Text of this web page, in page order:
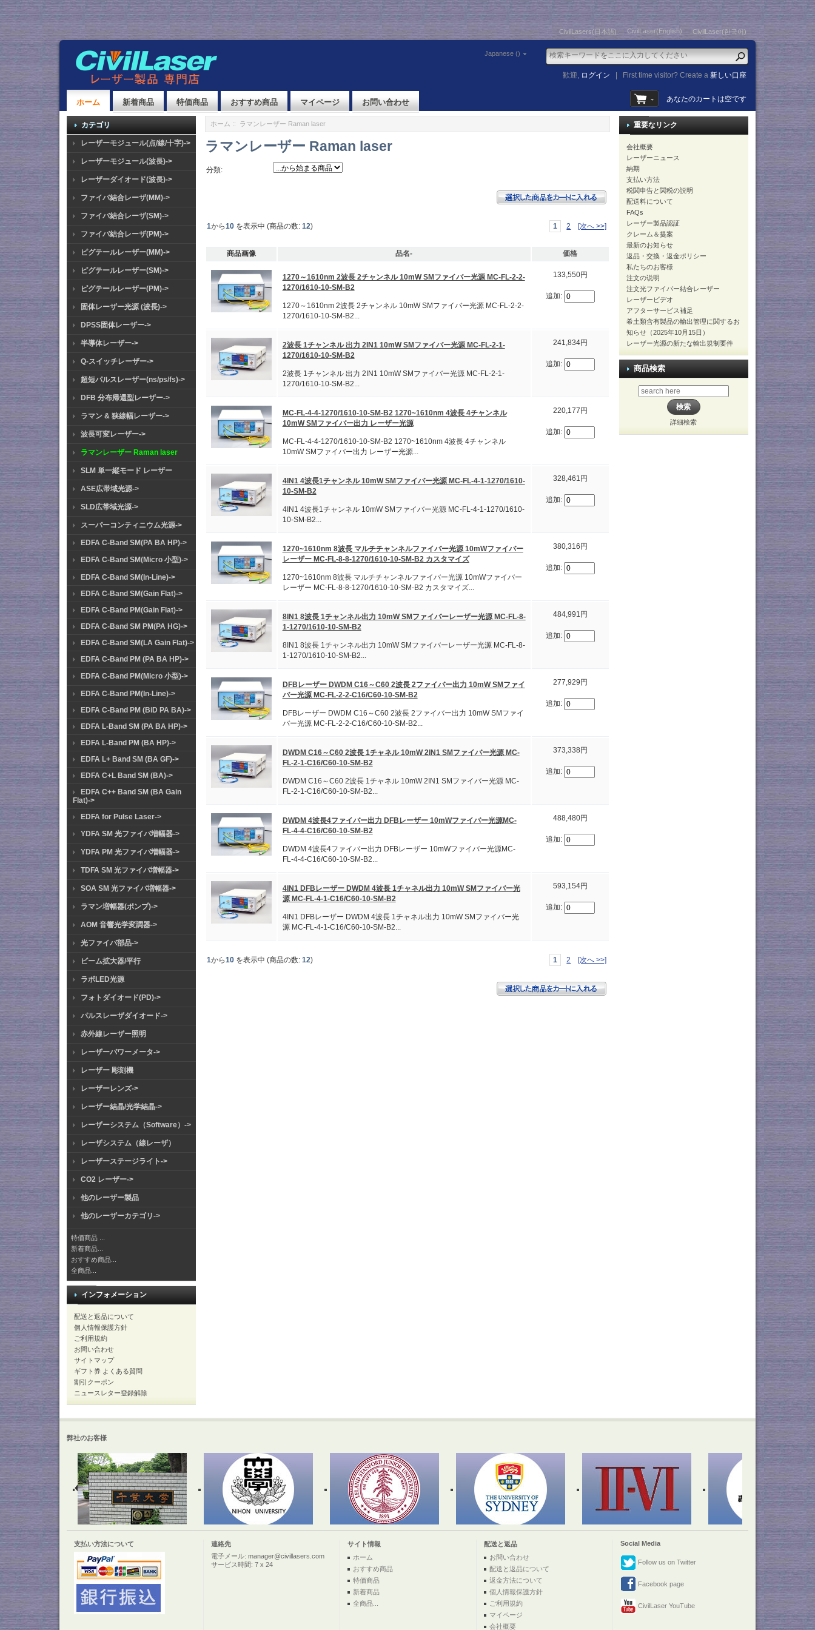
CivilLasers(日本語) CivilLaser(English) CivilLaser(한국어)
Japanese ()
歓迎, ログイン First time visitor? Create a新しい口座
ホーム 新着商品 特価商品 おすすめ商品 マイページ お問い合わせ あなたのカートは空です
カテゴリ
レーザーモジュール(点/線/十字)->
レーザーモジュール(波長)->
レーザーダイオード(波長)->
ファイバ結合レーザ(MM)->
ファイバ結合レーザ(SM)->
ファイバ結合レーザ(PM)->
ピグテールレーザー(MM)->
ピグテールレーザー(SM)->
ピグテールレーザー(PM)->
固体レーザー光源 (波長)->
DPSS固体レーザー->
半導体レーザー->
Q-スイッチレーザー->
超短パルスレーザー(ns/ps/fs)->
DFB 分布帰還型レーザー->
ラマン & 狭線幅レーザー->
波長可変レーザー->
ラマンレーザー Raman laser
SLM 単一縦モード レーザー
ASE広帯域光源->
SLD広帯域光源->
スーパーコンティニウム光源->
EDFA C-Band SM(PA BA HP)->
EDFA C-Band SM(Micro 小型)->
EDFA C-Band SM(In-Line)->
EDFA C-Band SM(Gain Flat)->
EDFA C-Band PM(Gain Flat)->
EDFA C-Band SM PM(PA HG)->
EDFA C-Band SM(LA Gain Flat)->
EDFA C-Band PM (PA BA HP)->
EDFA C-Band PM(Micro 小型)->
EDFA C-Band PM(In-Line)->
EDFA C-Band PM (BiD PA BA)->
EDFA L-Band SM (PA BA HP)->
EDFA L-Band PM (BA HP)->
EDFA L+ Band SM (BA GF)->
EDFA C+L Band SM (BA)->
EDFA C++ Band SM (BA Gain
Flat)->
EDFA for Pulse Laser->
YDFA SM 光ファイバ増幅器->
YDFA PM 光ファイバ増幅器->
TDFA SM 光ファイバ増幅器->
SOA SM 光ファイバ増幅器->
ラマン増幅器(ポンプ)->
AOM 音響光学変調器->
光ファイバ部品->
ビーム拡大器/平行
ラボLED光源
フォトダイオード(PD)->
パルスレーザダイオード->
赤外線レーザー照明
レーザーパワーメータ->
レーザー 彫刻機
レーザーレンズ->
レーザー結晶/光学結晶->
レーザーシステム（Software）->
レーザシステム（線レーザ）
レーザーステージライト->
CO2 レーザー->
他のレーザー製品
他のレーザーカテゴリ->
特価商品 ...
新着商品...
おすすめ商品...
全商品...
インフォメーション
配送と返品について
個人情報保護方針
ご利用規約
お問い合わせ
サイトマップ
ギフト券 よくある質問
割引クーポン
ニュースレター登録解除
ホーム :: ラマンレーザー Raman laser
ラマンレーザー Raman laser
分類:
1から10を表示中 (商品の数: 12) 1 2 [次へ >>]
商品画像 品名- 価格
1270～1610nm 2波長 2チャンネル 10mW SMファイバー光源 MC-FL-2-2-
1270/1610-10-SM-B2
1270～1610nm 2波長 2チャンネル 10mW SMファイバー光源 MC-FL-2-2-
1270/1610-10-SM-B2...
133,550円
追加:
2波長 1チャンネル 出力 2IN1 10mW SMファイバー光源 MC-FL-2-1-
1270/1610-10-SM-B2
2波長 1チャンネル 出力 2IN1 10mW SMファイバー光源 MC-FL-2-1-
1270/1610-10-SM-B2...
241,834円
追加:
MC-FL-4-4-1270/1610-10-SM-B2 1270~1610nm 4波長 4チャンネル
10mW SMファイバー出力 レーザー光源
MC-FL-4-4-1270/1610-10-SM-B2 1270~1610nm 4波長 4チャンネル
10mW SMファイバー出力 レーザー光源...
220,177円
追加:
4IN1 4波長1チャンネル 10mW SMファイバー光源 MC-FL-4-1-1270/1610-
10-SM-B2
4IN1 4波長1チャンネル 10mW SMファイバー光源 MC-FL-4-1-1270/1610-
10-SM-B2...
328,461円
追加:
1270~1610nm 8波長 マルチチャンネルファイバー光源 10mWファイバー
レーザー MC-FL-8-8-1270/1610-10-SM-B2 カスタマイズ
1270~1610nm 8波長 マルチチャンネルファイバー光源 10mWファイバー
レーザー MC-FL-8-8-1270/1610-10-SM-B2 カスタマイズ...
380,316円
追加:
8IN1 8波長 1チャンネル出力 10mW SMファイバーレーザー光源 MC-FL-8-
1-1270/1610-10-SM-B2
8IN1 8波長 1チャンネル出力 10mW SMファイバーレーザー光源 MC-FL-8-
1-1270/1610-10-SM-B2...
484,991円
追加:
DFBレーザー DWDM C16～C60 2波長 2ファイバー出力 10mW SMファイ
バー光源 MC-FL-2-2-C16/C60-10-SM-B2
DFBレーザー DWDM C16～C60 2波長 2ファイバー出力 10mW SMファイ
バー光源 MC-FL-2-2-C16/C60-10-SM-B2...
277,929円
追加:
DWDM C16～C60 2波長 1チャネル 10mW 2IN1 SMファイバー光源 MC-
FL-2-1-C16/C60-10-SM-B2
DWDM C16～C60 2波長 1チャネル 10mW 2IN1 SMファイバー光源 MC-
FL-2-1-C16/C60-10-SM-B2...
373,338円
追加:
DWDM 4波長4ファイバー出力 DFBレーザー 10mWファイバー光源MC-
FL-4-4-C16/C60-10-SM-B2
DWDM 4波長4ファイバー出力 DFBレーザー 10mWファイバー光源MC-
FL-4-4-C16/C60-10-SM-B2...
488,480円
追加:
4IN1 DFBレーザー DWDM 4波長 1チャネル出力 10mW SMファイバー光
源 MC-FL-4-1-C16/C60-10-SM-B2
4IN1 DFBレーザー DWDM 4波長 1チャネル出力 10mW SMファイバー光
源 MC-FL-4-1-C16/C60-10-SM-B2...
593,154円
追加:
1から10を表示中 (商品の数: 12) 1 2 [次へ >>]
重要なリンク
会社概要
レーザーニュース
納期
支払い方法
税関申告と関税の説明
配送料について
FAQs
レーザー製品認証
クレーム＆提案
最新のお知らせ
返品・交換・返金ポリシー
私たちのお客様
注文の说明
注文光ファイバー結合レーザー
レーザービデオ
アフターサービス補足
希土類含有製品の輸出管理に関するお
知らせ（2025年10月15日）
レーザー光源の新たな輸出規制要件
商品検索
詳細検索
弊社のお客様
支払い方法について 連絡先 サイト情報 配送と返品
Social Media
電子メール: manager@civillasers.com
サービス時間: 7 x 24
ホーム
おすすめ商品
特価商品
新着商品
全商品...
お問い合わせ
配送と返品について
返金方法について
個人情報保護方針
ご利用規約
マイページ
会社概要
Follow us on Twitter
Facebook page
CivilLaser YouTube